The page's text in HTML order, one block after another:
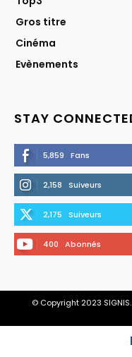
Gros titre
Cinéma
Evènements
STAY
5,859 Fans
2,158 Suiveurs
2,175 Suiveurs
400 Abonnés
© Copyright 2023